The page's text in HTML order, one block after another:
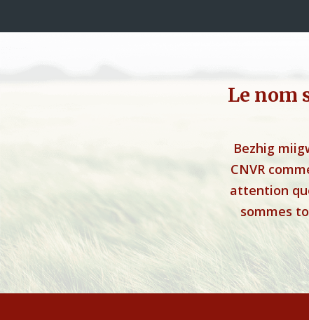
Le nom
Bezhig
CNVR
attention
sommes